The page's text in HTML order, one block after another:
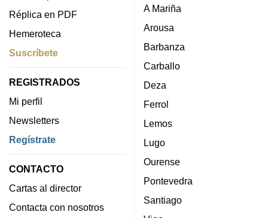
Réplica en PDF
Hemeroteca
Suscríbete
REGISTRADOS
Mi perfil
Newsletters
Regístrate
CONTACTO
Cartas al director
Contacta con nosotros
A Mariña
Arousa
Barbanza
Carballo
Deza
Ferrol
Lemos
Lugo
Ourense
Pontevedra
Santiago